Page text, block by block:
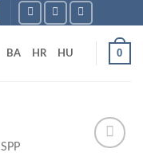
BA HR HU 0
SPP